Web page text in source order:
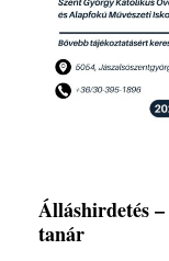
Álláshirdetés
tanár